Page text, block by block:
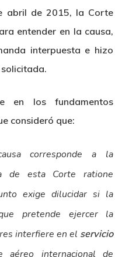
abril de 2015, la Corte
entender en la causa,
interpuesta e hizo
en los fundamentos
consideró que:
corresponde a la
de esta Corte ratione
exige dilucidar si la
pretende ejercer la
interfiere en el servicio
internacional de